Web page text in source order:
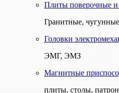
Плиты поверочные и
Гранитные, чугунные
Головки
ЭМГ, ЭМЗ
Магнитные
плиты, столы,